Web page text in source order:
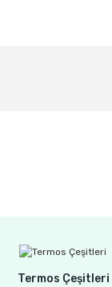
Termos Çeşitleri